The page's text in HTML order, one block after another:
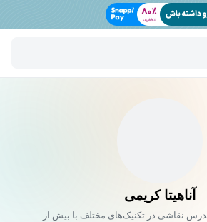
آناهیتا کریمی
نقاشی در تکنیک‌های مختلف با بیش از